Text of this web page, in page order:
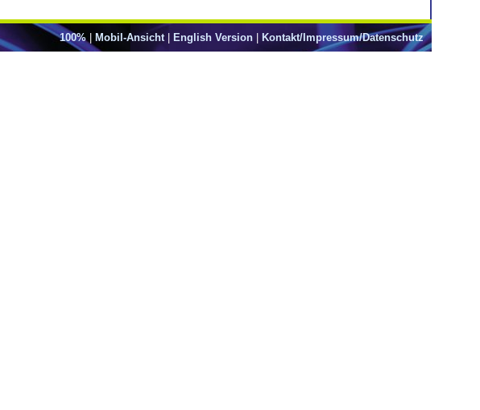
100%| Mobil-Ansicht | English Version | Kontakt/Impressum/Datenschutz